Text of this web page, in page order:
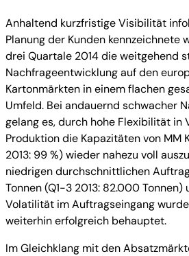
Anhaltend kurzfristige Visibilität
Planung der Kunden kennzeichnete
drei Quartale 2014 die weitgehend
Nachfrageentwicklung auf den
Kartonmärkten in einem flachen
Umfeld. Bei andauernd schwacher
gelang es, durch hohe Flexibilität in
Produktion die Kapazitäten von MM
2013: 99 %) wieder nahezu voll
niedrigen durchschnittlichen
Tonnen (Q1-3 2013: 82.000
Volatilität im Auftragseingang
weiterhin erfolgreich behauptet.
Im Gleichklang mit den